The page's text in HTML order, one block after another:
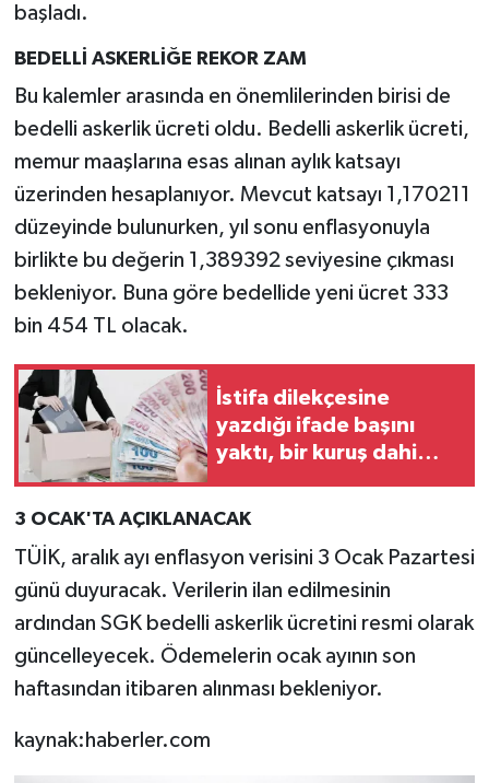
başladı.
BEDELLİ ASKERLİĞE REKOR ZAM
Bu kalemler arasında en önemlilerinden birisi de
bedelli askerlik ücreti oldu. Bedelli askerlik ücreti,
memur maaşlarına esas alınan aylık katsayı
üzerinden hesaplanıyor. Mevcut katsayı 1,170211
düzeyinde bulunurken, yıl sonu enflasyonuyla
birlikte bu değerin 1,389392 seviyesine çıkması
bekleniyor. Buna göre bedellide yeni ücret 333
bin 454 TL olacak.
İstifa dilekçesine
yazdığı ifade başını
yaktı, bir kuruş dahi
3 OCAK'TA AÇIKLANACAK
TÜİK, aralık ayı enflasyon verisini 3 Ocak Pazartesi
günü duyuracak. Verilerin ilan edilmesinin
ardından SGK bedelli askerlik ücretini resmi olarak
güncelleyecek. Ödemelerin ocak ayının son
haftasından itibaren alınması bekleniyor.
kaynak:haberler.com